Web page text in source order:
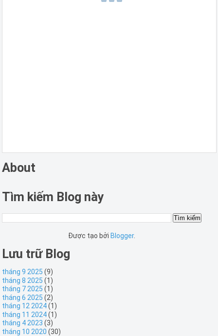
About
Tìm kiếm Blog này
Được tạo bởi Blogger.
Lưu trữ Blog
tháng 9 2025 (9)
tháng 8 2025 (1)
tháng 7 2025 (1)
tháng 6 2025 (2)
tháng 12 2024(1)
tháng 11 2024(1)
tháng 4 2023 (3)
tháng 10 2020 (30)